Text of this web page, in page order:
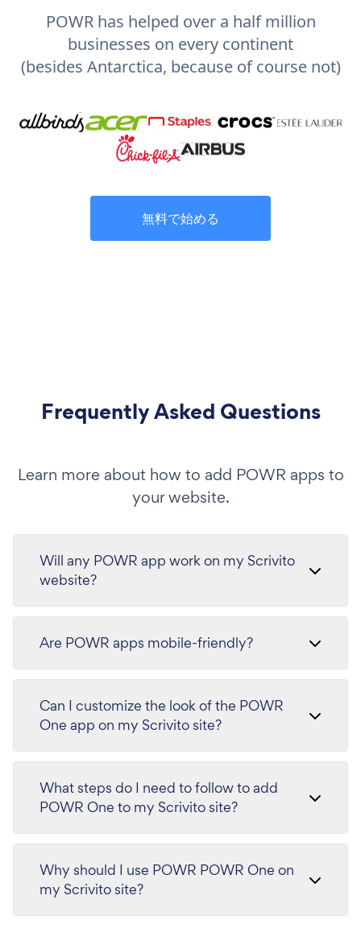
POWR has helped over a half million
businesses on every continent
(besides Antarctica, because of course not)
無料で始める
Frequently Asked Questions
Learn more about how to add POWR apps to
your website.
Will any POWR app work on my Scrivito
website?
Are POWR apps mobile-friendly?
Can I customize the look of the POWR
One app on my Scrivito site?
What steps do I need to follow to add
POWR One to my Scrivito site?
Why should I use POWR POWR One on
my Scrivito site?